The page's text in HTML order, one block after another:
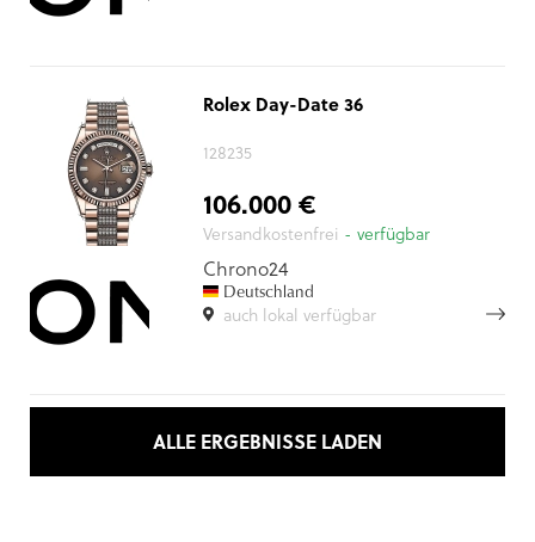
Rolex Day-Date 36
128235
106.000 €
Versandkostenfrei - verfügbar
Chrono24
Deutschland
auch lokal verfügbar
ALLE ERGEBNISSE LADEN